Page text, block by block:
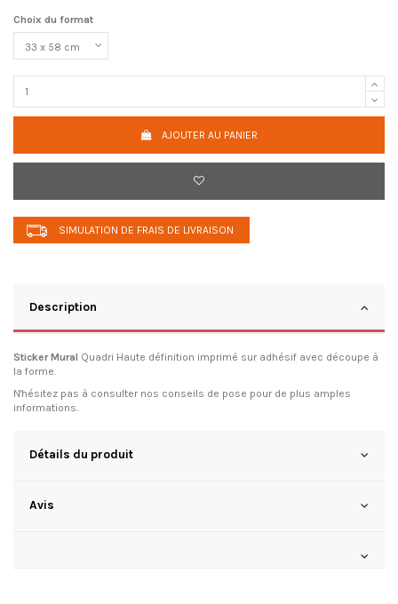
Choix du format
AJOUTER AU PANIER
SIMULATION DE FRAIS DE LIVRAISON
Description
Sticker Mural Quadri Haute définition imprimé sur adhésif avec découpe à
la forme.
N'hésitez pas à consulter nos conseils de pose pour de plus amples
informations.
Détails du produit
Avis